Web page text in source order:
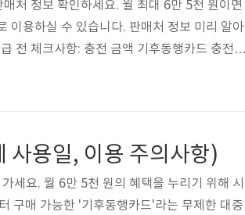
처 정보 확인하세요. 월 최대 6만 5천 원이면
이용하실 수 있습니다. 판매처 정보 미리 알아
전 체크사항: 충전 금액 기후동행카드 충전
충전금액이 다릅니다. 권종 (충전금액) 사용
사용일, 이용 주의사항)
세요. 월 6만 5천 원의 혜택을 누리기 위해 시
구매 가능한 '기후동행카드'라는 무제한 대중